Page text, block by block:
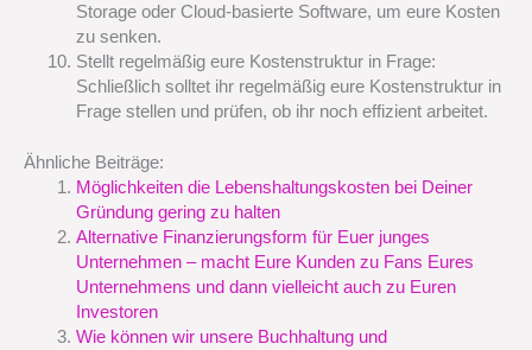
Storage oder Cloud-basierte Software, um eure Kosten
zu senken.
Stellt regelmäßig eure Kostenstruktur in Frage:
Schließlich solltet ihr regelmäßig eure Kostenstruktur in
Frage stellen und prüfen, ob ihr noch effizient arbeitet.
Ähnliche Beiträge:
Möglichkeiten die Lebenshaltungskosten bei Deiner
Gründung gering zu halten
Alternative Finanzierungsform für Euer junges
Unternehmen – macht Eure Kunden zu Fans Eures
Unternehmens und dann vielleicht auch zu Euren
Investoren
Wie können wir unsere Buchhaltung und